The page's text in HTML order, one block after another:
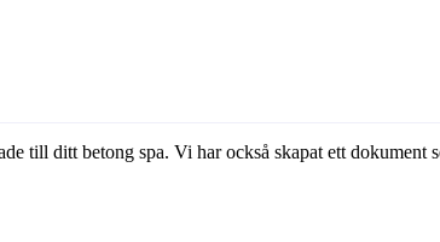
till ditt betong spa. Vi har också skapat ett